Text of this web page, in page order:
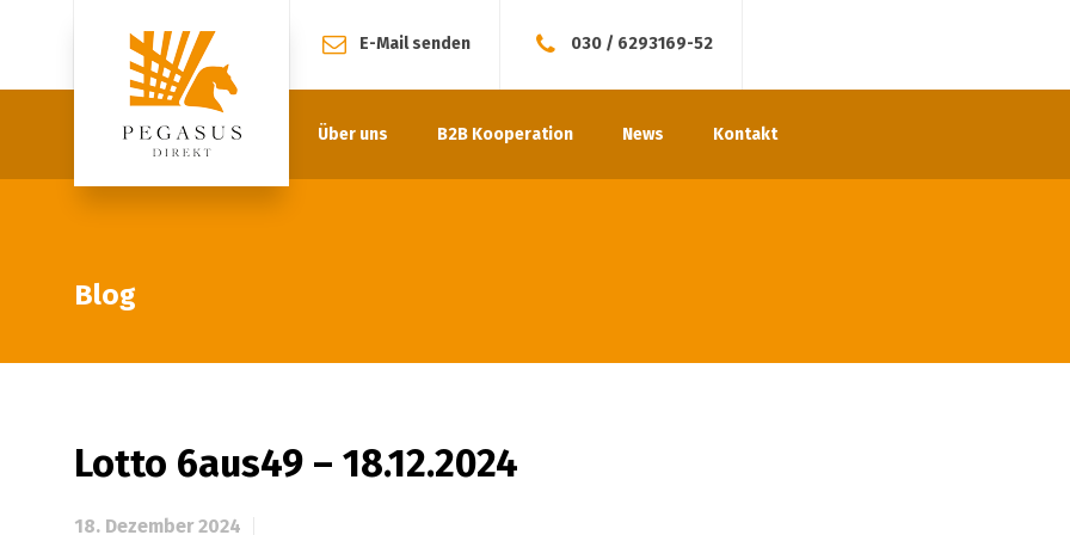
E-Mail senden 030 / 6293169-52
Über uns B2B Kooperation News Kontakt
Blog
Lotto 6aus49 – 18.12.2024
18. Dezember 2024